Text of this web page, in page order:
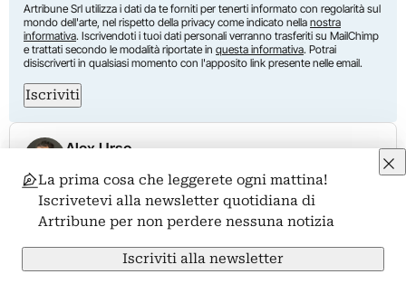
Artribune Srl utilizza i dati da te forniti per tenerti informato con regolarità sul
mondo dell'arte, nel rispetto della privacy come indicato nella nostra
informativa. Iscrivendoti i tuoi dati personali verranno trasferiti su MailChimp
e trattati secondo le modalità riportate in questa informativa. Potrai
disiscriverti in qualsiasi momento con l'apposito link presente nelle email.
Iscriviti
Alex Urso
(Accademia di Belle Arti di Brera). Laureato in
Lettere Moderne (Università di Macerata,
Università di Bologna). Corsi di perfezionamento
in Arts and Heritage Management (Università
Bocconi) e Arts and Culture Strategy (Università
La prima cosa che leggerete ogni mattina!
Iscrivetevi alla newsletter quotidiana di
Artribune per non perdere nessuna notizia
Iscriviti alla newsletter